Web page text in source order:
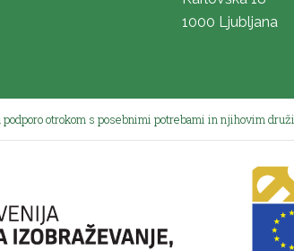
1000 Ljubljana
otrokom s posebnimi potrebami in njihovim